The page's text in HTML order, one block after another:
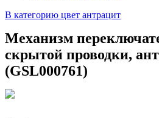
В категорию цвет антрацит
Механизм
скрытой проводки,
(GSL000761)